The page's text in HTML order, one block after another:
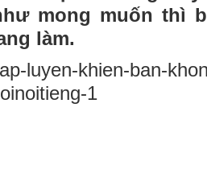
mong muốn thì
làm.